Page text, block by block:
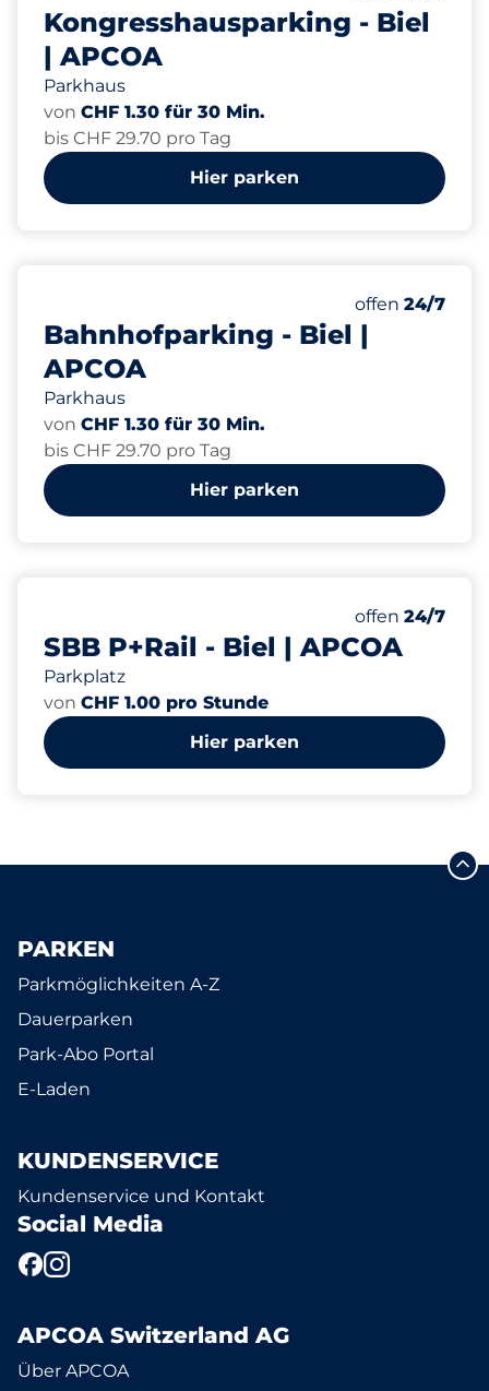
Kongresshausparking - Biel
| APCOA
Parkhaus
von CHF 1.30 für 30 Min.
bis CHF 29.70 pro Tag
Hier parken
Bahnhofparking - Biel |
APCOA
Parkhaus
Anzahl der
Gesamtplätze
Samstag
offen 24/7
von CHF 1.30 für 30 Min.
bis CHF 29.70 pro Tag
Hier parken
SBB P+Rail - Biel | APCOA
Parkplatz
Anzahl der
Gesamtplätze
Samstag
offen 24/7
von CHF 1.00 pro Stunde
Hier parken
PARKEN
Parkmöglichkeiten A-Z
Dauerparken
Park-Abo Portal
E-Laden
KUNDENSERVICE
Kundenservice und Kontakt
Social Media
APCOA Switzerland AG
Über APCOA